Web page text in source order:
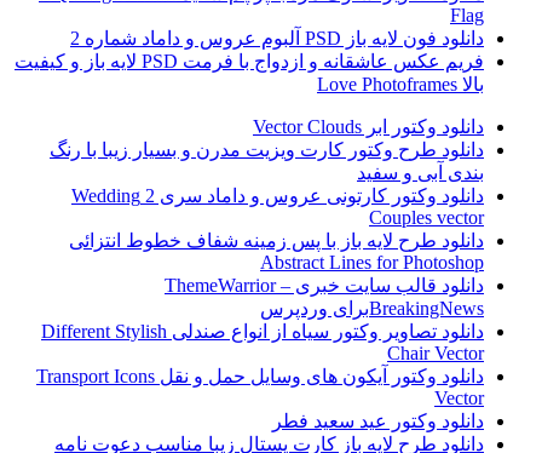
Flag
دانلود فون لایه باز PSD آلبوم عروس و داماد شماره 2
فریم عکس عاشقانه و ازدواج با فرمت PSD لایه باز و کیفیت
بالا Love Photoframes
دانلود وکتور ابر Vector Clouds
دانلود طرح وکتور کارت ویزیت مدرن و بسیار زیبا با رنگ
بندی آبی و سفید
دانلود وکتور کارتونی عروس و داماد سری 2 Wedding
Couples vector
دانلود طرح لایه باز با پس زمینه شفاف خطوط انتزائی
Abstract Lines for Photoshop
دانلود قالب سایت خبری ThemeWarrior –
BreakingNewsبرای وردپرس
دانلود تصاویر وکتور سیاه از انواع صندلی Different Stylish
Chair Vector
دانلود وکتور آیکون های وسایل حمل و نقل Transport Icons
Vector
دانلود وکتور عید سعید فطر
دانلود طرح لایه باز کارت پستال زیبا مناسب دعوت نامه